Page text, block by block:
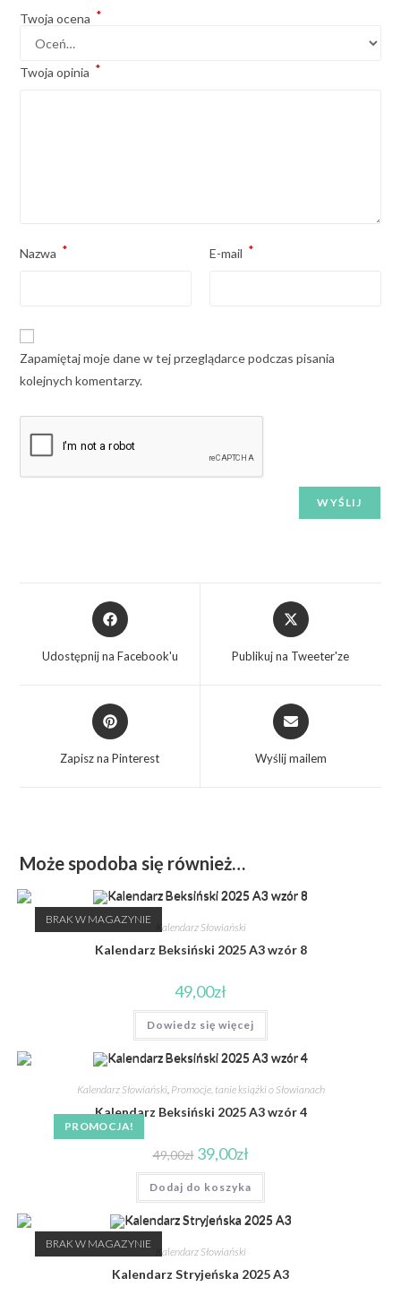
Twoja ocena *
Twoja opinia *
Nazwa * E-mail *
Zapamiętaj moje dane w tej przeglądarce podczas pisania
kolejnych komentarzy.
Udostępnij na Facebook'u Publikuj na Tweeter'ze
Zapisz na Pinterest Wyślij mailem
Może spodoba się również…
BRAK W MAGAZYNIE
Kalendarz Słowiański
Kalendarz Beksiński 2025 A3 wzór 8
49,00zł
Dowiedz się więcej
PROMOCJA!
Kalendarz Słowiański, Promocje, tanie książki o Słowianach
Kalendarz Beksiński 2025 A3 wzór 4
49,00zł 39,00zł
Dodaj do koszyka
BRAK W MAGAZYNIE
Kalendarz Słowiański
Kalendarz Stryjeńska 2025 A3